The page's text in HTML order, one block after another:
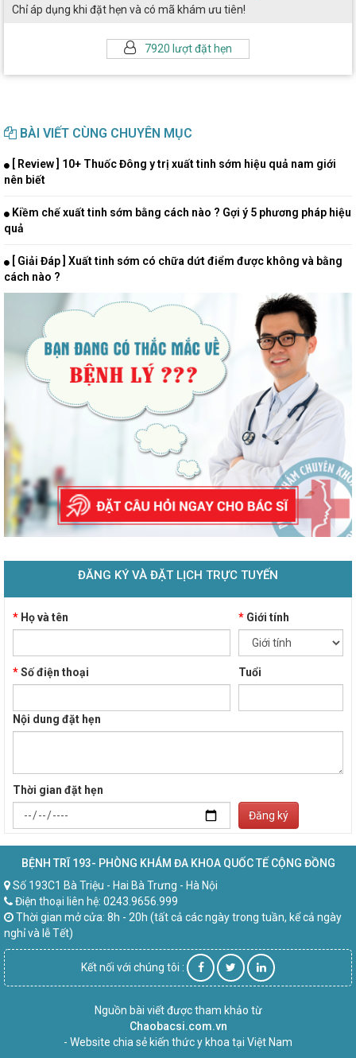
7920 lượt đặt hẹn
Chỉ áp dụng khi đặt hẹn và có mã khám ưu tiên!
BÀI VIẾT CÙNG CHUYÊN MỤC
[ Review ] 10+ Thuốc Đông y trị xuất tinh sớm hiệu quả nam giới
nên biết
Kiềm chế xuất tinh sớm bằng cách nào ? Gợi ý 5 phương pháp hiệu
quả
[ Giải Đáp ] Xuất tinh sớm có chữa dứt điểm được không và bằng
cách nào ?
ĐĂNG KÝ VÀ ĐẶT LỊCH TRỰC TUYẾN
* Họ và tên *Giới tính
*Số điện thoại Tuổi
Nội dung đặt hẹn
Thời gian đặt hẹn
Đăng ký
BỆNH TRĨ 193- PHÒNG KHÁM ĐA KHOA QUỐC TẾ CỘNG ĐỒNG
Số 193C1 Bà Triệu - Hai Bà Trưng - Hà Nội
Điện thoại liên hệ: 0243.9656.999
Thời gian mở cửa: 8h - 20h (tất cả các ngày trong tuần, kể cả ngày
nghỉ và lễ Tết)
Kết nối với chúng tôi :
Nguồn bài viết được tham khảo từ
Chaobacsi.com.vn
- Website chia sẻ kiến thức y khoa tại Việt Nam